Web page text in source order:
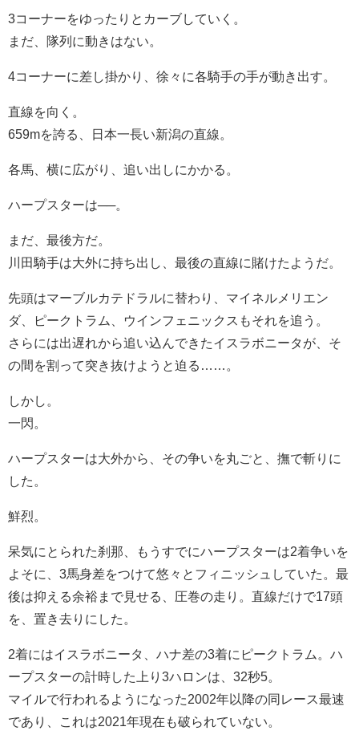
3コーナーをゆったりとカーブしていく。
まだ、隊列に動きはない。
4コーナーに差し掛かり、徐々に各騎手の手が動き出す。
直線を向く。
659mを誇る、日本一長い新潟の直線。
各馬、横に広がり、追い出しにかかる。
ハープスターは──。
まだ、最後方だ。
川田騎手は大外に持ち出し、最後の直線に賭けたようだ。
先頭はマーブルカテドラルに替わり、マイネルメリエン
ダ、ピークトラム、ウインフェニックスもそれを追う。
さらには出遅れから追い込んできたイスラボニータが、そ
の間を割って突き抜けようと迫る……。
しかし。
一閃。
ハープスターは大外から、その争いを丸ごと、撫で斬りに
した。
鮮烈。
呆気にとられた刹那、もうすでにハープスターは2着争いを
よそに、3馬身差をつけて悠々とフィニッシュしていた。最
後は抑える余裕まで見せる、圧巻の走り。直線だけで17頭
を、置き去りにした。
2着にはイスラボニータ、ハナ差の3着にピークトラム。ハ
ープスターの計時した上り3ハロンは、32秒5。
マイルで行われるようになった2002年以降の同レース最速
であり、これは2021年現在も破られていない。